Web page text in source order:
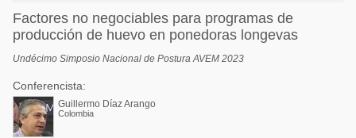
Factores no negociables para programas de
producción de huevo en ponedoras longevas
Undécimo Simposio Nacional de Postura AVEM 2023
Conferencista:
Guillermo Díaz Arango
Colombia